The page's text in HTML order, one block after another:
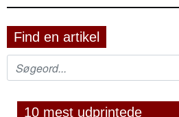
Find en artikel
10 mest udprintede